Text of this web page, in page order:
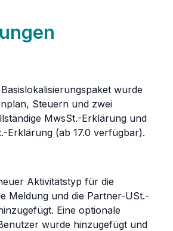
wurde
Steuern und zwei
MwsSt.-Erklärung und
Erklärung (ab 17.0 verfügbar).
Aktivitätstyp für die
Meldung und die Partner-USt.-
Eine optionale
wurde hinzugefügt und